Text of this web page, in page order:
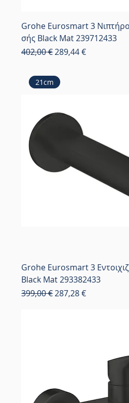
Grohe Eurosmart 3
σής Black Mat 239712433
Κανονική τιμή
402,00 € Τιμή Έκπτωσης
289,44 €
21cm
Grohe Eurosmart 3
Black Mat 293382433
Κανονική τιμή
399,00 € Τιμή Έκπτωσης
287,28 €